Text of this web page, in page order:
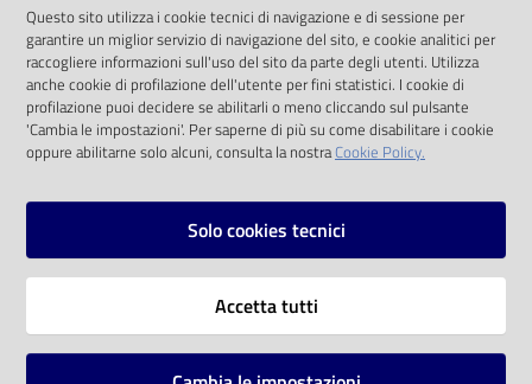
Chiedi al
bibliotecario
Avvisi
solo alle condizioni previste dalla direttiva
comunitaria 2003/98/CE e dal d.lgs. 36/2006
SOCIAL
Instagram
Vai alla pagina
Questo sito utilizza i cookie tecnici di navigazione e di sessione per
garantire un miglior servizio di navigazione del sito, e cookie analitici per
raccogliere informazioni sull'uso del sito da parte degli utenti. Utilizza
anche cookie di profilazione dell'utente per fini statistici. I cookie di
profilazione puoi decidere se abilitarli o meno cliccando sul pulsante
'Cambia le impostazioni'. Per saperne di più su come disabilitare i cookie
oppure abilitarne solo alcuni, consulta la nostraCookie Policy.
Solo cookies tecnici
Accetta tutti